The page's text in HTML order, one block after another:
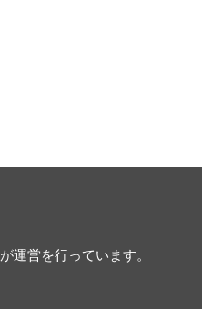
が運営を行っています。